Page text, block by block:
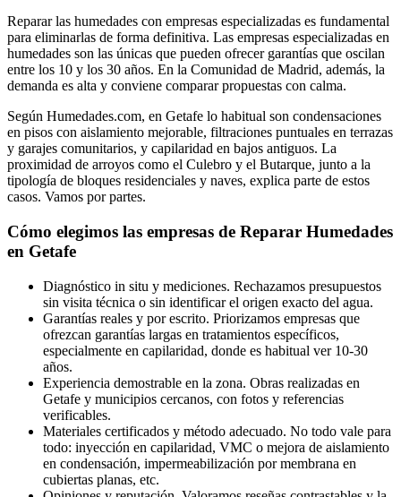
Reparar las humedades con empresas especializadas es fundamental
para eliminarlas de forma definitiva. Las empresas especializadas en
humedades son las únicas que pueden ofrecer garantías que oscilan
entre los 10 y los 30 años. En la Comunidad de Madrid, además, la
demanda es alta y conviene comparar propuestas con calma.
Según Humedades.com, en Getafe lo habitual son condensaciones
en pisos con aislamiento mejorable, filtraciones puntuales en terrazas
y garajes comunitarios, y capilaridad en bajos antiguos. La
proximidad de arroyos como el Culebro y el Butarque, junto a la
tipología de bloques residenciales y naves, explica parte de estos
casos. Vamos por partes.
Cómo elegimos las empresas de Reparar Humedades
en Getafe
Diagnóstico in situ y mediciones. Rechazamos presupuestos
sin visita técnica o sin identificar el origen exacto del agua.
Garantías reales y por escrito. Priorizamos empresas que
ofrezcan garantías largas en tratamientos específicos,
especialmente en capilaridad, donde es habitual ver 10-30
años.
Experiencia demostrable en la zona. Obras realizadas en
Getafe y municipios cercanos, con fotos y referencias
verificables.
Materiales certificados y método adecuado. No todo vale para
todo: inyección en capilaridad, VMC o mejora de aislamiento
en condensación, impermeabilización por membrana en
cubiertas planas, etc.